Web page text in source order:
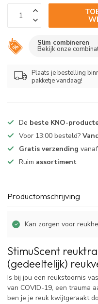
Slim combineren
Bekijk onze
Plaats je bestelling
pakketje vandaag!
De beste KNO-
Voor 13:00 besteld?
Gratis verzending
Ruim assortiment
Productomschrijving
Kan zorgen voor
StimuScent
(gedeeltelijk)
Is bij jou een reukstoornis
van COVID-19, een trauma
ben je je reuk kwijtgeraakt